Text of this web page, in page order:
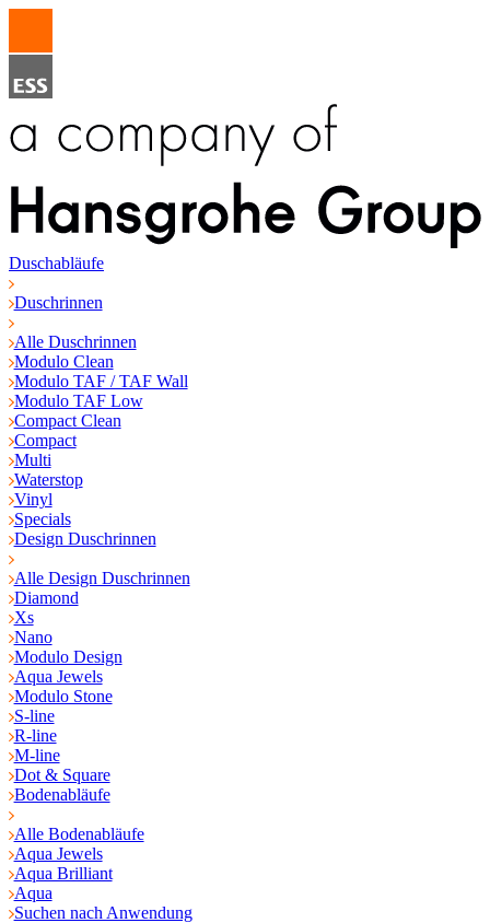
Duschabläufe
Duschrinnen
Alle Duschrinnen
Modulo Clean
Modulo TAF / TAF Wall
Modulo TAF Low
Compact Clean
Compact
Multi
Waterstop
Vinyl
Specials
Design Duschrinnen
Alle Design Duschrinnen
Diamond
Xs
Nano
Modulo Design
Aqua Jewels
Modulo Stone
S-line
R-line
M-line
Dot & Square
Bodenabläufe
Alle Bodenabläufe
Aqua Jewels
Aqua Brilliant
Aqua
Suchen nach Anwendung